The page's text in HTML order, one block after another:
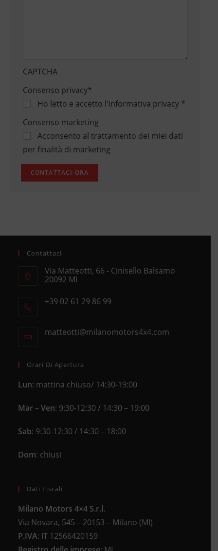
CAPTCHA
Consenso privacy*
Ho letto e accetto l'informativa privacy*
Consenso marketing
Acconsento al trattamento dei miei dati
per finalità di marketing
Contattaci
Via Matteotti, 66 - Cinisello Balsamo
20092 MI
in
+39 02 61 29 86 99
your
matteotti@milanomotors4x4.comOpens
Orari Di Apertura
Lun: mattina chiuso/ 14:30-19:00
Mar – Ven: 9:30-12:30 / 14:30 – 19:00
Sab: 9:30-12:30 / 14:30 – 18:00
Dom: chiusi
Dati Fiscali
Milano Motors 4×4 S.r.l.
Via Novara, 545 – 20153 – Milano (MI)
P.IVA: IT 12566420159